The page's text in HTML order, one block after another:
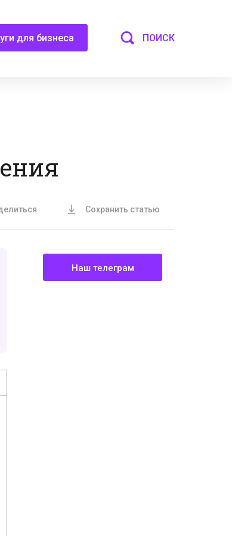
для бизнеса ПОИСК
Сохранить статью
Наш телеграм